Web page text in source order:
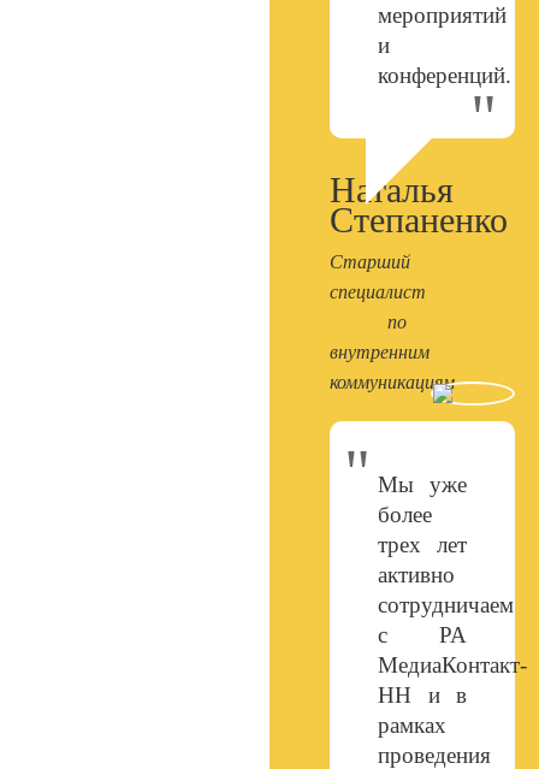
мероприятий
и
конференций.
Наталья
Степаненко
Старший
специалист
по
внутренним
коммуникациям
Мы уже
более
трех лет
активно
сотрудничаем
с РА
МедиаКонтакт-
НН и в
рамках
проведения